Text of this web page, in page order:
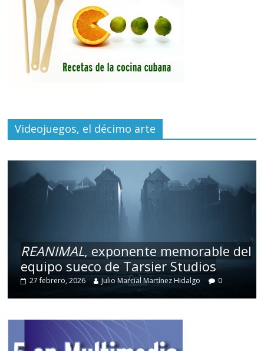
Videojuegos, el décimo arte
REANIMAL, exponente memorable del
equipo sueco de Tarsier Studios
27 febrero, 2026 Julio Marcial Martínez Hidalgo 0